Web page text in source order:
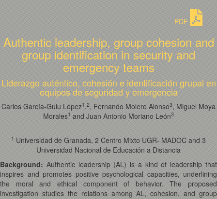
PDF
Authentic leadership, group cohesion and
group identification in security and
emergency teams
Liderazgo auténtico, cohesión e identificación grupal en
equipos de seguridad y emergencia
Carlos García-Guiu López1 ,2, Fernando Molero Alonso3, Miguel Moya
Morales1 and Juan Antonio Moriano León3
1 Universidad de Granada, 2 Centro Mixto UGR- MADOC and 3
Universidad Nacional de Educación a Distancia
Background: Authentic leadership (AL) is a kind of leadership that
inspires and promotes positive psychological capacities, underlining
the moral and ethical component of behavior. The proposed
investigation studies the relations among AL, cohesion, and group